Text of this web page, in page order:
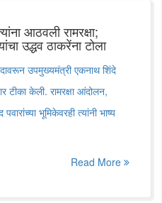
आठवली रामरक्षा;
उद्धव ठाकरेंना टोला
उपमुख्यमंत्री एकनाथ शिंदे
टीका केली. रामरक्षा आंदोलन,
भूमिकेवरही त्यांनी भाष्य
Read More